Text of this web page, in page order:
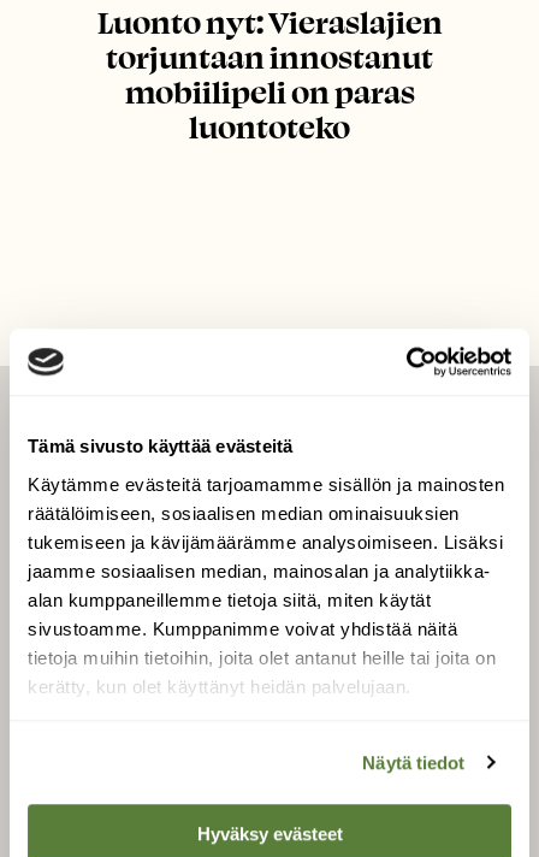
Tämä sivusto käyttää evästeitä
Käytämme evästeitä tarjoamamme sisällön ja mainosten
räätälöimiseen, sosiaalisen median ominaisuuksien
tukemiseen ja kävijämäärämme analysoimiseen. Lisäksi
jaamme sosiaalisen median, mainosalan ja analytiikka-
alan kumppaneillemme tietoja siitä, miten käytät
sivustoamme. Kumppanimme voivat yhdistää näitä
tietoja muihin tietoihin, joita olet antanut heille tai joita on
kerätty, kun olet käyttänyt heidän palvelujaan.
Näytä tiedot
Hyväksy evästeet
Luonto nyt: Vieraslajien
torjuntaan innostanut
mobiilipeli on paras
luontoteko
Uusin lehti
Tilaa Suomen Luonto
Tilaa digilukuoikeus
Äänestä parasta juttua
Tilaa uutiskirje
luonnonsuojelu­liitto